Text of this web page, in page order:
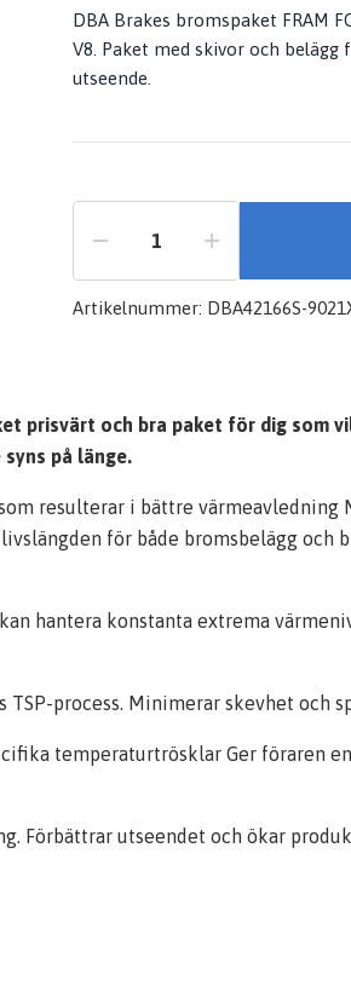
DBA Brakes bromspaket FRAM
V8. Paket med skivor och
utseende.
Artikelnummer: DBA42166S-
prisvärt och bra paket för dig
på länge.
resulterar i bättre
för både bromsbelägg och
hantera konstanta extrema
process. Minimerar skevhet och
temperaturtrösklar Ger föraren
Förbättrar utseendet och ökar